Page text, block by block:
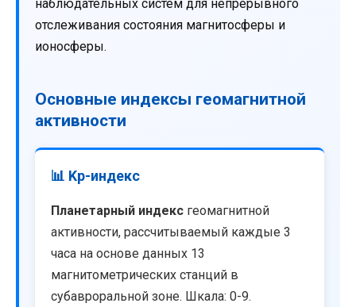
наблюдательных систем для непрерывного
отслеживания состояния магнитосферы и
ионосферы.
Основные индексы геомагнитной
активности
📊 Kp-индекс
Планетарный индекс геомагнитной
активности, рассчитываемый каждые 3
часа на основе данных 13
магнитометрических станций в
субавроральной зоне. Шкала: 0-9.